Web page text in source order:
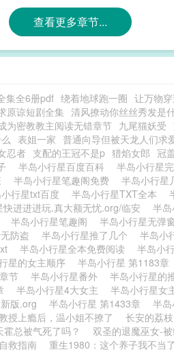
查看更多章节...
集全6册pdf 绕着地球跑一圈 让万物
原谅短剧全集 清风撩动你丝丝秀发是
为密教教主阅读无错章节 九尾猫妖受
表姐一家 普通向导但被天龙人们求
忍者 支配的王冠不是p 猎焰女郎 冠
半岛小行星百度百科 半岛小行星
半岛小行星笔趣阁免费 半岛小行星
行星txt百度 半岛小行星TXT全本
快进进进玩.真大额无忧.org/临安 半
半岛小行星笔趣阁 半岛小行星无弹
防盗 半岛小行星推了几个 半岛小
半岛小行星全本免费阅读 半岛小
星的女主顺序 半岛小行星 第1183章
节 半岛小行星番外 半岛小行星的
半岛小行星4大女主 半岛小行星女
版.org 半岛小行星 第1433章 半
授上瘾后，温小姐不撩了 长安的荔枝
霍总被气死了吗？ 双圣的退魔巫女-
救指南 重生1980：这个养子我不当了